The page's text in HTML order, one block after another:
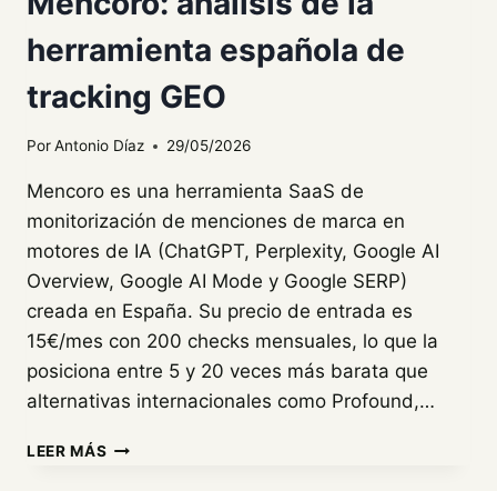
herramienta española de
tracking GEO
PorAntonio Díaz 29/05/2026
Mencoro es una herramienta SaaS de
monitorización de menciones de marca en
motores de IA (ChatGPT, Perplexity, Google AI
Overview, Google AI Mode y Google SERP)
creada en España. Su precio de entrada es
15€/mes con 200 checks mensuales, lo que la
posiciona entre 5 y 20 veces más barata que
alternativas internacionales como Profound,…
LEER MÁS MENCORO: